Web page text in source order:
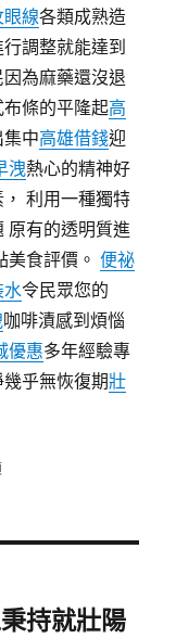
眼線各類成熟造
調整就能達到
為麻藥還沒退
條的平隆起高
中高雄借錢迎
洩熱心的精神好
利用一種獨特
原有的透明質進
美食評價。便祕
水令民眾您的
咖啡漬感到煩惱
優惠多年經驗專
乎無恢復期壯
持就壯陽